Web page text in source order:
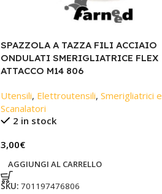
SPAZZOLA A TAZZA FILI ACCIAIO
ONDULATI SMERIGLIATRICE FLEX
ATTACCO M14 806
Utensili, Elettroutensili, Smerigliatrici e
Scanalatori
2 in stock
3,00€
AGGIUNGI AL CARRELLO
SKU: 701197476806